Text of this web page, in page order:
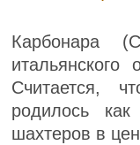
Карбонара
итальянского
Считается,
родилось
шахтеров в